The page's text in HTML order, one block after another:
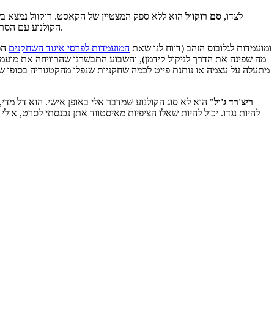
לצדו, סם רוקוול הוא ללא ספק המצטיין של הקאסט. רוקוול
הקולנוע עם". בעיני לרוקוול הגיע להשתלב בקטגורית שחקן המשנה של השנה. בטח הרבה יותר מ"סגן הנשיא" שעדיין אין לי מושג איך זה קרה.
ומועמדות לגלובוס הזהב (דווח לנו שאת המועמדות לפרסי איגוד השחקנים
מה שפינה את הדרך לניקול קידמן), והשבוע התבשרנו שהרוויחה את
מתעלה על עצמה או נותנת פייט לכמה שחקניות שנפלו מהקטגוריה
ריצ'רד ג'ול" הוא לא סוג הקולנוע שמדבר אלי באופן אישי. הוא דל
להיות נגדו. יכול להיות שאלו הציפיות מאיסטווד אתן נכנסתי